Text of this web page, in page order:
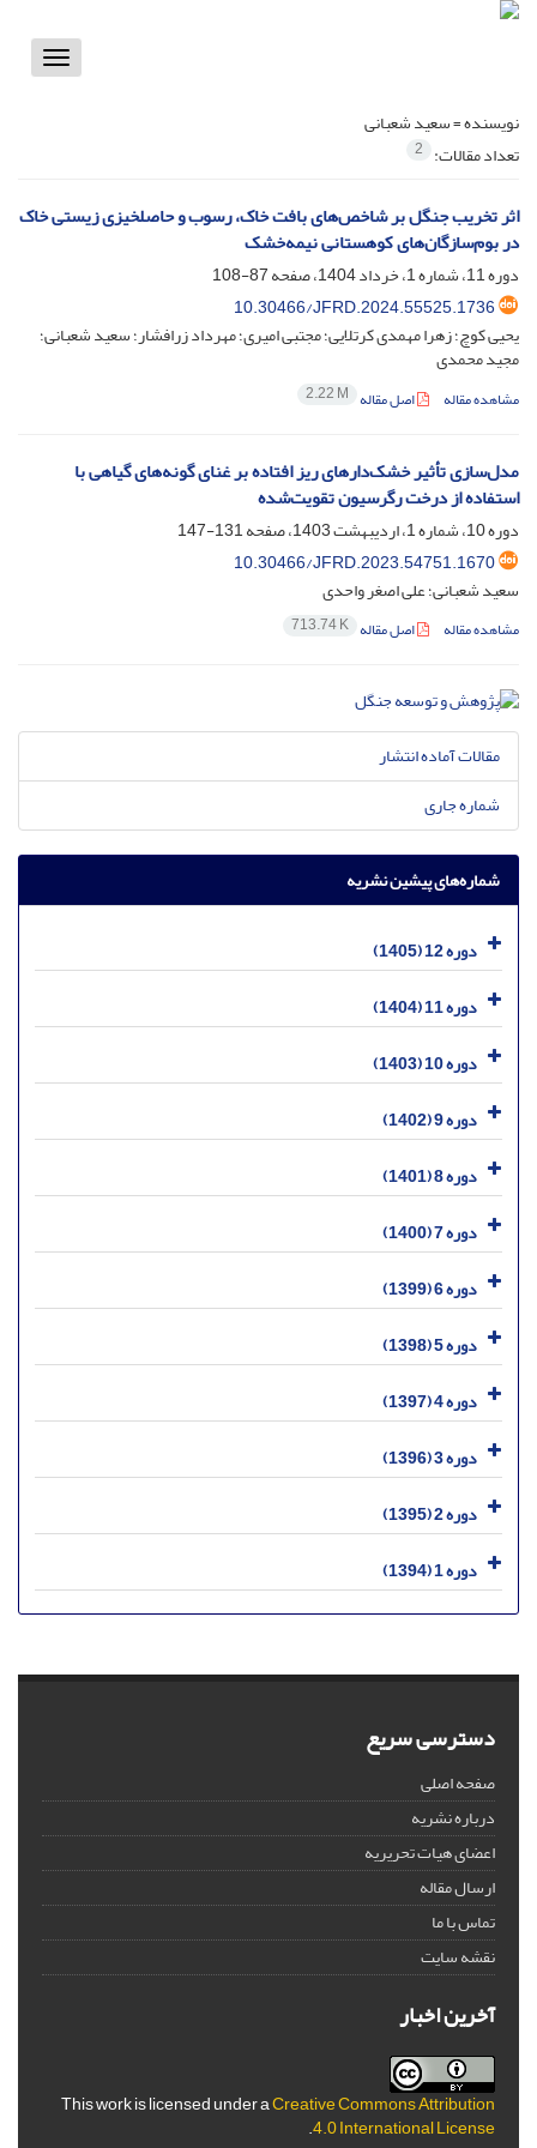
Toggle
نویسنده =سعید شعبانی
تعداد مقالات: 2
اثر تخریب جنگل بر شاخص‌های بافت خاک، رسوب و حاصلخیزی زیستی خاک
در بوم‌سازگان‌های کوهستانی نیمه‌خشک
دوره 11، شماره 1، خرداد 1404، صفحه
87-108
10.30466/JFRD.2024.55525.1736
یحیی کوچ؛ زهرا مهمدی کرتلایی؛ مجتبی امیری؛ مهرداد زرافشار؛ سعید شعبانی؛
مجید محمدی
مشاهده مقاله اصل مقاله 2.22 M
مدل‌سازی تأثیر خشک‌دارهای ریز افتاده بر غنای گونه‌های گیاهی با
استفاده از درخت رگرسیون تقویت‌شده
دوره 10، شماره 1، اردیبهشت 1403، صفحه
131-147
10.30466/JFRD.2023.54751.1670
سعید شعبانی؛ علی اصغر واحدی
مشاهده مقاله اصل مقاله 713.74 K
مقالات آماده انتشار
شماره جاری
شماره‌های پیشین نشریه
دوره 12 (1405)
دوره 11 (1404)
دوره 10 (1403)
دوره 9 (1402)
دوره 8 (1401)
دوره 7 (1400)
دوره 6 (1399)
دوره 5 (1398)
دوره 4 (1397)
دوره 3 (1396)
دوره 2 (1395)
دوره 1 (1394)
دسترسی سریع
صفحه اصلی
درباره نشریه
اعضای هیات تحریریه
ارسال مقاله
تماس با ما
نقشه سایت
آخرین اخبار
This work is licensed under aCreative Commons Attribution
4.0 International License
.